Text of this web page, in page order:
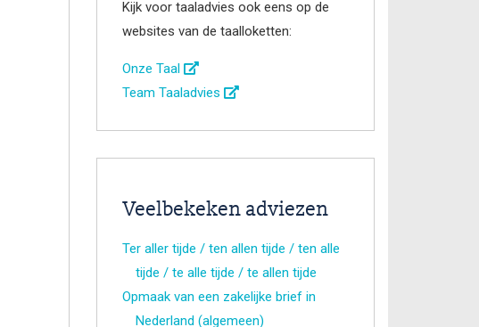
Kijk voor taaladvies ook eens op de
websites van de taalloketten:
Onze Taal
Team Taaladvies
Veelbekeken adviezen
Ter aller tijde / ten allen tijde / ten alle
tijde / te alle tijde / te allen tijde
Opmaak van een zakelijke brief in
Nederland (algemeen)